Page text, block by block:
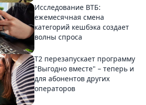
Исследование ВТБ:
ежемесячная смена
категорий кешбэка создает
волны спроса
Т2 перезапускает программу
"Выгодно вместе" – теперь и
для абонентов других
операторов